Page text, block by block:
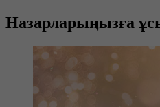
Назарларыңызға